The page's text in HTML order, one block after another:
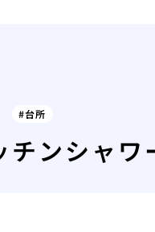
台所
チンシャ